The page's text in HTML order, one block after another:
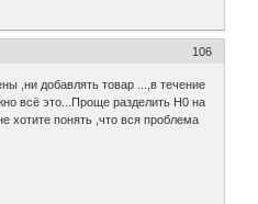
106
,ни добавлять товар ...,в течение
всё это...Проще разделить Н0 на
хотите понять ,что вся проблема